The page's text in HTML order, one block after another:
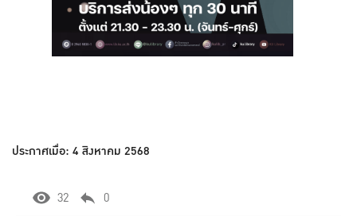
ประกาศเมื่อ: 4 สิงหาคม 2568
32 0